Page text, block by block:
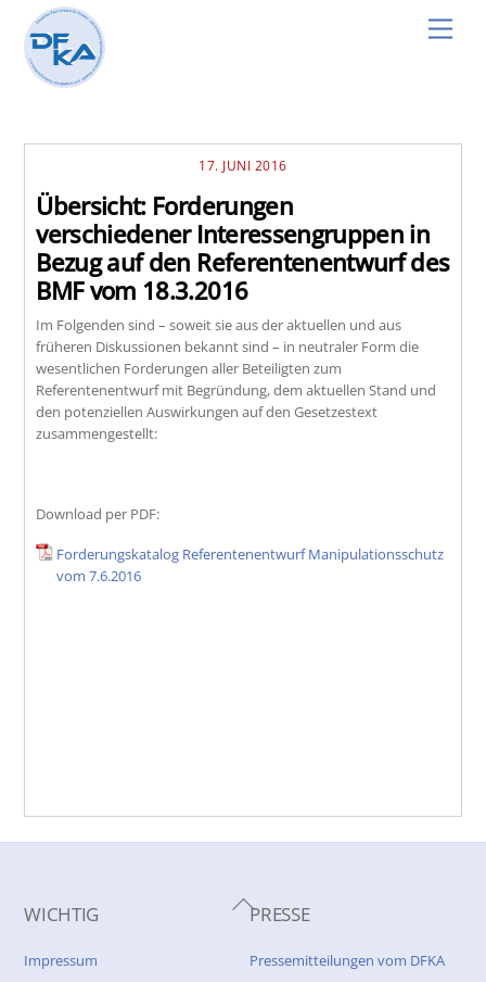
content
17. JUNI 2016
Übersicht: Forderungen
verschiedener Interessengruppen in
Bezug auf den Referentenentwurf des
BMF vom 18.3.2016
Im Folgenden sind – soweit sie aus der aktuellen und aus
früheren Diskussionen bekannt sind – in neutraler Form die
wesentlichen Forderungen aller Beteiligten zum
Referentenentwurf mit Begründung, dem aktuellen Stand und
den potenziellen Auswirkungen auf den Gesetzestext
zusammengestellt:
Download per PDF:
Forderungskatalog Referentenentwurf Manipulationsschutz
vom 7.6.2016
Back
To
WICHTIG
Impressum
PRESSE
Pressemitteilungen vom DFKA